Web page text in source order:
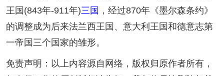
王国(843年-911年)三国 ，经过870年《墨尔森条约》
的调整成为后来法兰西王国、意大利王国和德意志第
一帝国三个国家的雏形。
免责声明：以上内容源自网络，版权归原作者所有，